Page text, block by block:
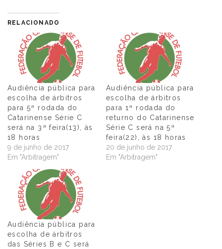
RELACIONADO
Audiência pública para
escolha de árbitros
para 5ª rodada do
Catarinense Série C
será na 3ª feira(13), às
18 horas
9 de junho de 2017
Em "Arbitragem"
Audiência pública para
escolha de árbitros
para 1ª rodada do
returno do Catarinense
Série C será na 5ª
feira(22), às 18 horas
20 de junho de 2017
Em "Arbitragem"
Audiência pública para
escolha de árbitros
das Séries B e C será